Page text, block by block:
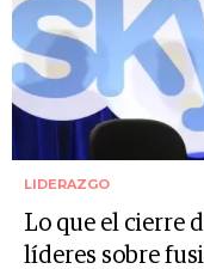
LIDERAZGO
Lo que el cierre
líderes sobre